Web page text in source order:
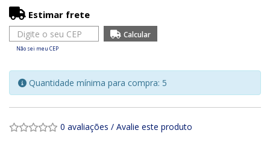
Estimar frete
Não sei meu CEP
Quantidade mínima para compra: 5
0 avaliações / Avalie este produto